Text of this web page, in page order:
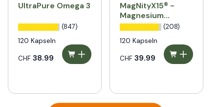
UltraPure Omega 3
(847)
120 Kapseln
CHF 38.99
MagNityX15® -
Magnesium
Komplex mit 15
(208)
120 Kapseln
CHF 39.99